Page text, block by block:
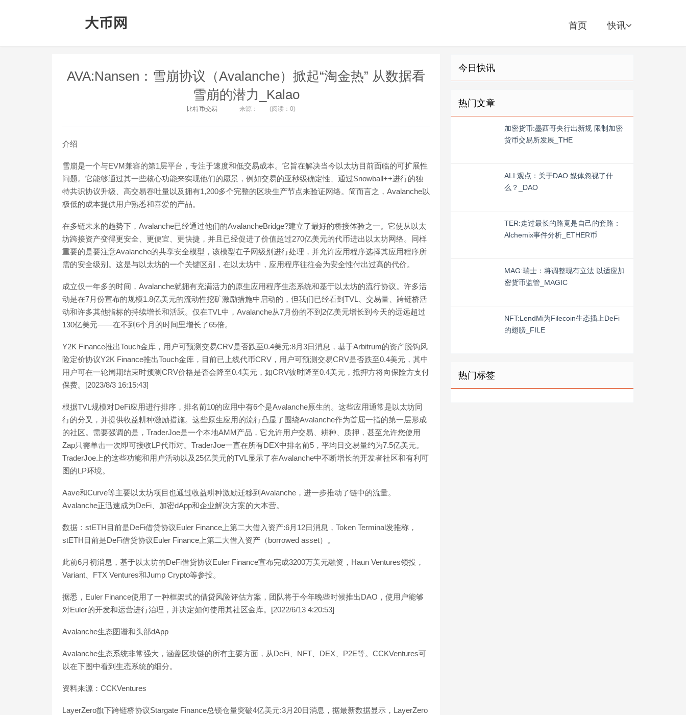
首页 快讯
AVA:Nansen：雪崩协议（Avalanche）掀起“淘金热” 从数据看
雪崩的潜力_Kalao
比特币交易 来源： (阅读：0)
介绍
雪崩是一个与EVM兼容的第1层平台，专注于速度和低交易成本。它旨在解决当今以太坊目前面临的可扩展性
问题。它能够通过其一些核心功能来实现他们的愿景，例如交易的亚秒级确定性、通过Snowball++进行的独
特共识协议升级、高交易吞吐量以及拥有1,200多个完整的区块生产节点来验证网络。简而言之，Avalanche以
极低的成本提供用户熟悉和喜爱的产品。
在多链未来的趋势下，Avalanche已经通过他们的AvalancheBridge?建立了最好的桥接体验之一。它使从以太
坊跨接资产变得更安全、更便宜、更快捷，并且已经促进了价值超过270亿美元的代币进出以太坊网络。同样
重要的是要注意Avalanche的共享安全模型，该模型在子网级别进行处理，并允许应用程序选择其应用程序所
需的安全级别。这是与以太坊的一个关键区别，在以太坊中，应用程序往往会为安全性付出过高的代价。
成立仅一年多的时间，Avalanche就拥有充满活力的原生应用程序生态系统和基于以太坊的流行协议。许多活
动是在7月份宣布的规模1.8亿美元的流动性挖矿激励措施中启动的，但我们已经看到TVL、交易量、跨链桥活
动和许多其他指标的持续增长和活跃。仅在TVL中，Avalanche从7月份的不到2亿美元增长到今天的远远超过
130亿美元——在不到6个月的时间里增长了65倍。
Y2K Finance推出Touch金库，用户可预测交易CRV是否跌至0.4美元:8月3日消息，基于Arbitrum的资产脱钩风
险定价协议Y2K Finance推出Touch金库，目前已上线代币CRV，用户可预测交易CRV是否跌至0.4美元，其中
用户可在一轮周期结束时预测CRV价格是否会降至0.4美元，如CRV彼时降至0.4美元，抵押方将向保险方支付
保费。[2023/8/3 16:15:43]
根据TVL规模对DeFi应用进行排序，排名前10的应用中有6个是Avalanche原生的。这些应用通常是以太坊同
行的分叉，并提供收益耕种激励措施。这些原生应用的流行凸显了围绕Avalanche作为首屈一指的第一层形成
的社区。需要强调的是，TraderJoe是一个本地AMM产品，它允许用户交易、耕种、质押，甚至允许您使用
Zap只需单击一次即可接收LP代币对。TraderJoe一直在所有DEX中排名前5，平均日交易量约为7.5亿美元。
TraderJoe上的这些功能和用户活动以及25亿美元的TVL显示了在Avalanche中不断增长的开发者社区和有利可
图的LP环境。
Aave和Curve等主要以太坊项目也通过收益耕种激励迁移到Avalanche，进一步推动了链中的流量。
Avalanche正迅速成为DeFi、加密dApp和企业解决方案的大本营。
数据：stETH目前是DeFi借贷协议Euler Finance上第二大借入资产:6月12日消息，Token Terminal发推称，
stETH目前是DeFi借贷协议Euler Finance上第二大借入资产（borrowed asset）。
此前6月初消息，基于以太坊的DeFi借贷协议Euler Finance宣布完成3200万美元融资，Haun Ventures领投，
Variant、FTX Ventures和Jump Crypto等参投。
据悉，Euler Finance使用了一种框架式的借贷风险评估方案，团队将于今年晚些时候推出DAO，使用户能够
对Euler的开发和运营进行治理，并决定如何使用其社区金库。[2022/6/13 4:20:53]
Avalanche生态图谱和头部dApp
Avalanche生态系统非常强大，涵盖区块链的所有主要方面，从DeFi、NFT、DEX、P2E等。CCKVentures可
以在下图中看到生态系统的细分。
资料来源：CCKVentures
LayerZero旗下跨链桥协议Stargate Finance总锁仓量突破4亿美元:3月20日消息，据最新数据显示，LayerZero
今日快讯
热门文章
加密货币:墨西哥央行出新规 限制加密
货币交易所发展_THE
ALI:观点：关于DAO 媒体忽视了什
么？_DAO
TER:走过最长的路竟是自己的套路：
Alchemix事件分析_ETHER币
MAG:瑞士：将调整现有立法 以适应加
密货币监管_MAGIC
NFT:LendMi为Filecoin生态插上DeFi
的翅膀_FILE
热门标签